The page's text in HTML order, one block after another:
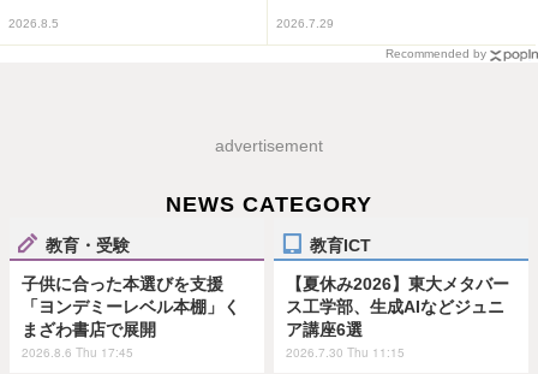
2026.8.5 2026.7.29
Recommended by
advertisement
NEWS CATEGORY
教育・受験
子供に合った本選びを支援
「ヨンデミーレベル本棚」く
まざわ書店で展開
2026.8.6 Thu 17:45
教育ICT
【夏休み2026】東大メタバー
ス工学部、生成AIなどジュニ
ア講座6選
2026.7.30 Thu 11:15